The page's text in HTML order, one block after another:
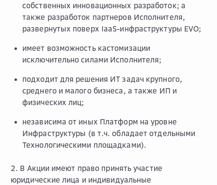
собственных инновационных разработок; а
также разработок партнеров Исполнителя,
развернутых поверх IaaS-инфраструктуры EVO;
имеет возможность кастомизации
исключительно силами Исполнителя;
подходит для решения ИТ задач крупного,
среднего и малого бизнеса, а также ИП и
физических лиц;
независима от иных Платформ на уровне
Инфраструктуры (в т.ч. обладает отдельными
Технологическими площадками).
2. В Акции имеют право принять участие
юридические лица и индивидуальные